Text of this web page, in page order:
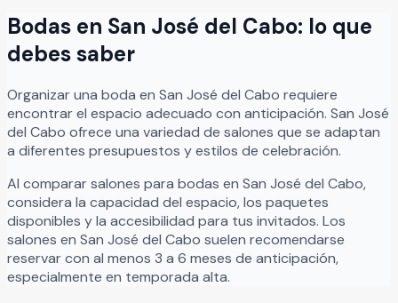
Bodas en San José del Cabo: lo que
debes saber
Organizaruna boda en San José del Cabo requiere
encontrar el espacio adecuado con anticipación. San José
del Cabo ofrece una variedad de salones que se adaptan
a diferentes presupuestos y estilos de celebración.
Al comparar salones para bodas en San José del Cabo,
considera la capacidad del espacio, los paquetes
disponibles y la accesibilidad para tus invitados. Los
salones en San José del Cabo suelen recomendarse
reservar con al menos 3 a 6 meses de anticipación,
especialmente en temporada alta.